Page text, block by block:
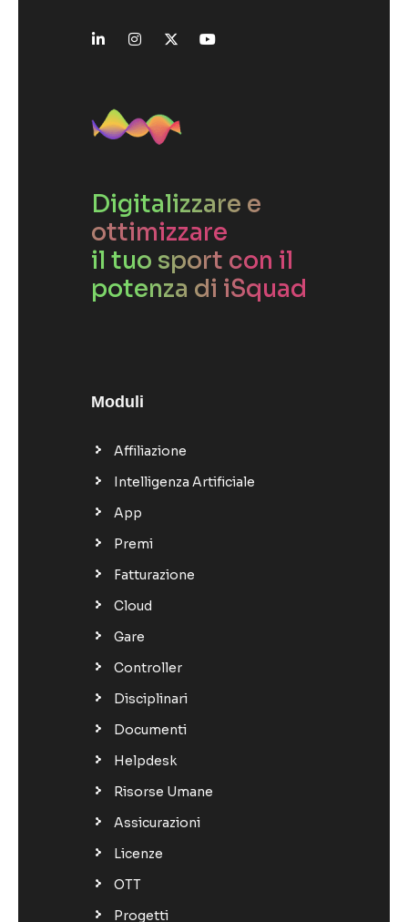
Digitalizzare e
ottimizzare
il tuo sport con il
potenza di iSquad
Moduli
Affiliazione
Intelligenza Artificiale
App
Premi
Fatturazione
Cloud
Gare
Controller
Disciplinari
Documenti
Helpdesk
Risorse Umane
Assicurazioni
Licenze
OTT
Progetti